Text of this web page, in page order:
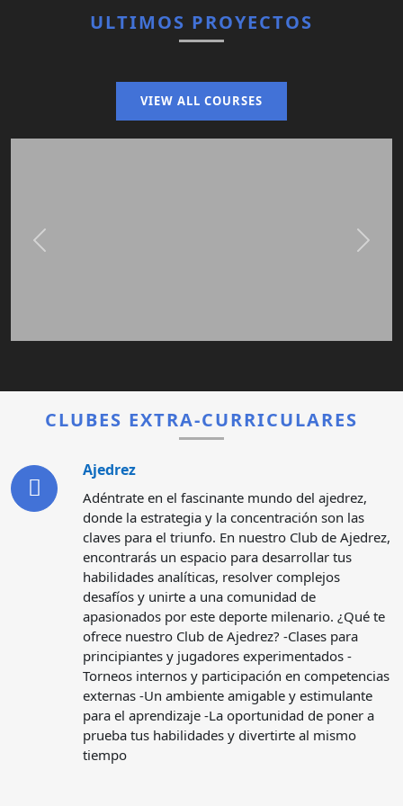
ULTIMOS PROYECTOS
VIEW ALL COURSES
Previous Next
CLUBES EXTRA-CURRICULARES
Ajedrez
Adéntrate en el fascinante mundo del ajedrez,
donde la estrategia y la concentración son las
claves para el triunfo. En nuestro Club de Ajedrez,
encontrarás un espacio para desarrollar tus
habilidades analíticas, resolver complejos
desafíos y unirte a una comunidad de
apasionados por este deporte milenario. ¿Qué te
ofrece nuestro Club de Ajedrez? -Clases para
principiantes y jugadores experimentados -
Torneos internos y participación en competencias
externas -Un ambiente amigable y estimulante
para el aprendizaje -La oportunidad de poner a
prueba tus habilidades y divertirte al mismo
tiempo